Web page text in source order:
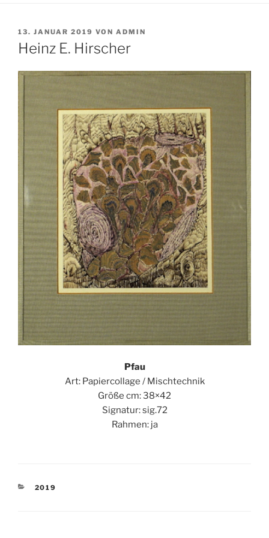
VERÖFFENTLICHT
AM
13. JANUAR 2019 VON ADMIN
Heinz E. Hirscher
Pfau
Art: Papiercollage / Mischtechnik
Größe cm: 38×42
Signatur: sig.72
Rahmen: ja
KATEGORIEN
2019